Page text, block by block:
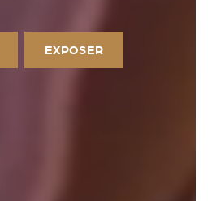
EXPOSER